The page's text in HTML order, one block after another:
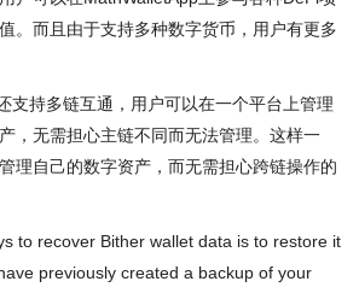
。而且由于支持多种数字货币，用户有更多
支持多链互通，用户可以在一个平台上管理
，无需担心主链不同而无法管理。这样一
理自己的数字资产，而无需担心跨链操作的
to recover Bither wallet data is to restore it
previously created a backup of your